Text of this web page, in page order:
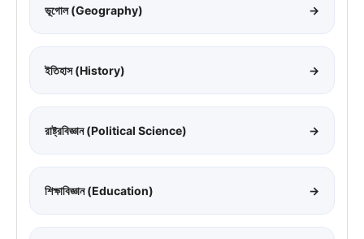
ভূগোল (Geography) →
ইতিহাস (History) →
রাষ্ট্রবিজ্ঞান (Political Science) →
শিক্ষাবিজ্ঞান (Education) →